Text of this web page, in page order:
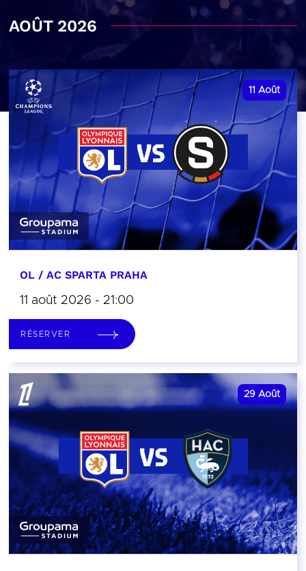
AOÛT 2026
11 Août
OL / AC SPARTA PRAHA
11 août 2026 - 21:00
RÉSERVER
29 Août